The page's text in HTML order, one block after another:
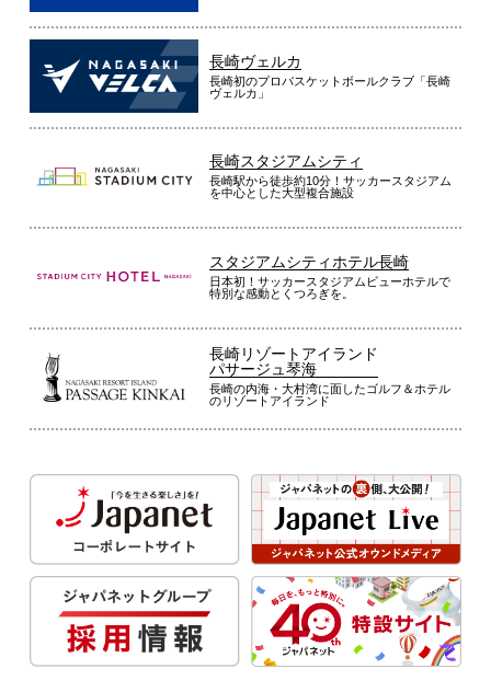
長崎ヴェルカ
長崎初のプロバスケットボールクラブ「長崎
ヴェルカ」
長崎スタジアムシティ
長崎駅から徒歩約10分！サッカースタジアム
を中心とした大型複合施設
スタジアムシティホテル長崎
日本初！サッカースタジアムビューホテルで
特別な感動とくつろぎを。
長崎リゾートアイランド
パサージュ琴海
長崎の内海・大村湾に面したゴルフ＆ホテル
のリゾートアイランド